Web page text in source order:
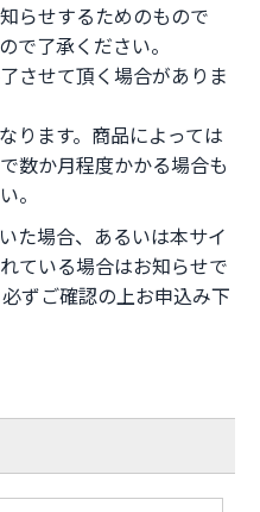
らせするためのもので
ので了承ください。
させて頂く場合がありま
ります。商品によっては
数か月程度かかる場合も
。
た場合、あるいは本サイ
ている場合はお知らせで
ずご確認の上お申込み下